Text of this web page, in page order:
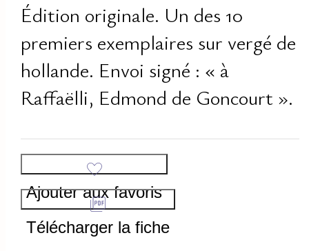
Édition originale. Un des 10
premiers exemplaires sur vergé de
hollande. Envoi signé : « à
Raffaëlli, Edmond de Goncourt ».
Ajouter aux favoris
Télécharger la fiche